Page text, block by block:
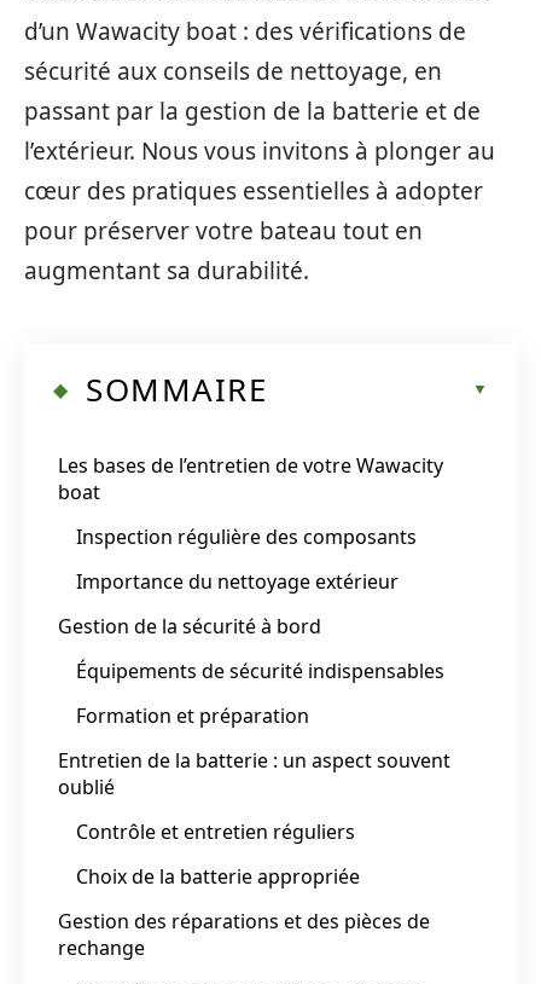
d’un Wawacity boat : des vérifications de
sécurité aux conseils de nettoyage, en
passant par la gestion de la batterie et de
l’extérieur. Nous vous invitons à plonger au
cœur des pratiques essentielles à adopter
pour préserver votre bateau tout en
augmentant sa durabilité.
SOMMAIRE
Les bases de l’entretien de votre Wawacity
boat
Inspection régulière des composants
Importance du nettoyage extérieur
Gestion de la sécurité à bord
Équipements de sécurité indispensables
Formation et préparation
Entretien de la batterie : un aspect souvent
oublié
Contrôle et entretien réguliers
Choix de la batterie appropriée
Gestion des réparations et des pièces de
rechange